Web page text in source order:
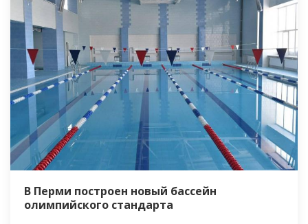
В Перми построен новый бассейн
олимпийского стандарта